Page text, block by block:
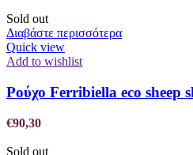
Sold out
Διαβάστε περισσότερα
Quick view
Add to wishlist
Ρούχο Ferribiella eco sheep
€90,30
Sold out